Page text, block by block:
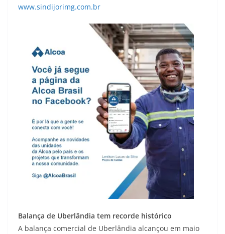
www.sindijorimg.com.br
Balança de Uberlândia tem recorde histórico
A balança comercial de Uberlândia alcançou em maio